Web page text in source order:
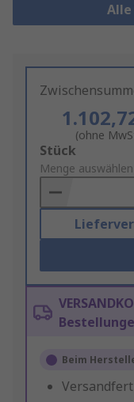
Alle
(ohne
Add
to
Basket
Stück
Menge
Beim